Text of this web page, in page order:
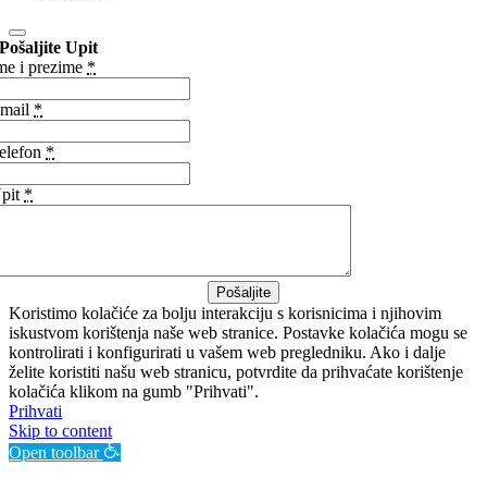
Pošaljite Upit
i prezime *
*
*
*
Pošaljite
Koristimo kolačiće za bolju interakciju s korisnicima i njihovim
iskustvom korištenja naše web stranice. Postavke kolačića mogu se
kontrolirati i konfigurirati u vašem web pregledniku. Ako i dalje
želite koristiti našu web stranicu, potvrdite da prihvaćate korištenje
kolačića klikom na gumb "Prihvati".
Prihvati
Skip to content
Open toolbar